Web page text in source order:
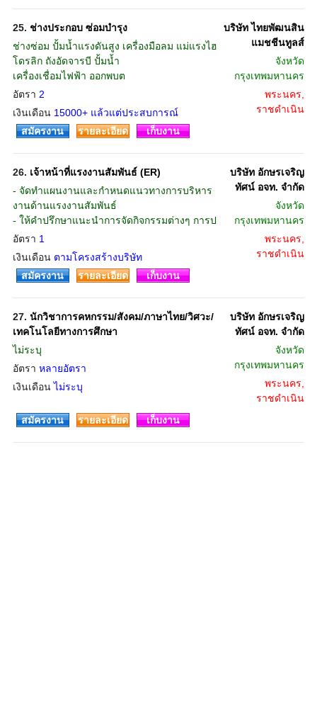
25. ช่างประกอบ ซ่อมบำรุง
ช่างซ่อม ปั้มน้ำแรงดันสูง เครื่องมือลม แม่แรงไฮ
โดรลิก ถังอัดจารบี ปั้มน้ำ
เครื่องเชื่อมไฟฟ้า ออกพบต
อัตรา 2
เงินเดือน 15000+ แล้วแต่ประสบการณ์
บริษัท ไทยพัฒนสิน
แมชชีนทูลส์
จังหวัด
กรุงเทพมหานคร
พระนคร,
ราชดำเนิน
สมัครงาน
รายละเอียด เก็บงาน
26. เจ้าหน้าที่แรงงานสัมพันธ์ (ER)
- จัดทำแผนงานและกำหนดแนวทางการบริหาร
งานด้านแรงงานสัมพันธ์
- ให้คำปรึกษาแนะนำการจัดกิจกรรมต่างๆ การป
อัตรา 1
เงินเดือน ตามโครงสร้างบริษัท
บริษัท อักษรเจริญ
ทัศน์ อจท. จำกัด
จังหวัด
กรุงเทพมหานคร
พระนคร,
ราชดำเนิน
สมัครงาน
รายละเอียด เก็บงาน
27. นักวิชาการคหกรรม/สังคม/ภาษาไทย/วิศวะ/
เทคโนโลยีทางการศึกษา
ไม่ระบุ
อัตรา หลายอัตรา
เงินเดือนไม่ระบุ
บริษัท อักษรเจริญ
ทัศน์ อจท. จำกัด
จังหวัด
กรุงเทพมหานคร
พระนคร,
ราชดำเนิน
สมัครงาน
รายละเอียด เก็บงาน